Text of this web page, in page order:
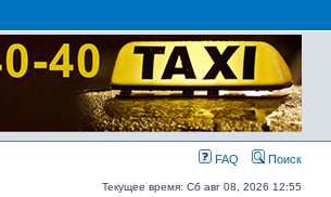
FAQ Поиск
Текущее время: Сб авг 08, 2026 12:55